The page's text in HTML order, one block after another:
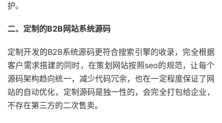
护。
二、定制的B2B网站系统源码
定制开发的B2B系统源码更符合搜索引擎的收录，完全根据
客户需求搭建的同时，在策划网站按照seo的规范，让每个
源码架构趋向统一，减少代码冗余，也在一定程度保证了网
站的自动优化，定制源码是独一性的，会完全打包给企业，
不存在第三方的二次售卖。